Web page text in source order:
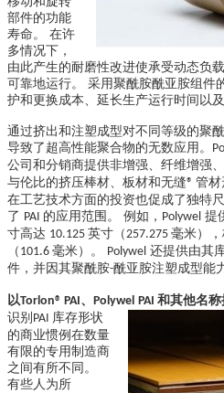
部件的功能
寿命。 在许
多情况下，
由此产生的耐磨性改进使承受动态负
可靠地运行。 采用聚酰胺酰亚胺组件
护和更换成本、延长生产运行时间以
通过挤出和注塑成型对不同等级的聚
导致了超高性能聚合物的无数应用。
公司和分销商提供非增强、纤维增强
与伦比的挤压棒材、板材和无缝® 管材
在工艺技术方面的投资也促成了独特
了 PAI 的应用范围。 例如， Polywel 提
寸高达 10.125 英寸（257.275 毫米）
（ 101.6 毫米）。 Polywel 还提供由其
件，并因其聚酰胺-酰亚胺注塑成型能
以Torlon® PAI、 Polywel PAI 和其他名
识别 PAI 库存形状
的商业惯例在数量
有限的专用制造商
之间有所不同。
有些人为所